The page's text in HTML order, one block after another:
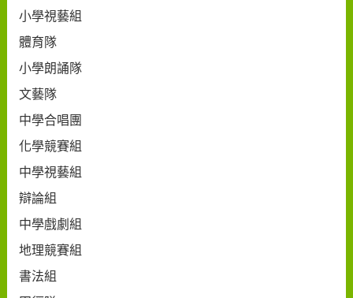
小學視藝組
體育隊
小學朗誦隊
文藝隊
中學合唱團
化學競賽組
中學視藝組
辯論組
中學戲劇組
地理競賽組
書法組